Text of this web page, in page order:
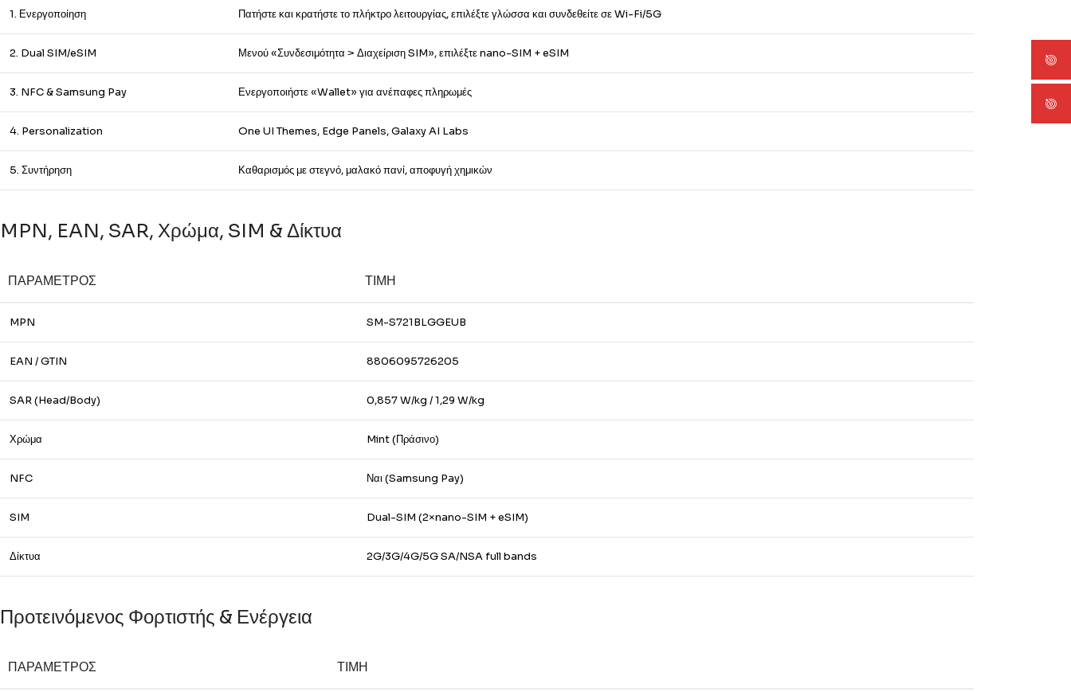
1. Ενεργοποίηση Πατήστε και κρατήστε το πλήκτρο λειτουργίας, επιλέξτε γλώσσα και συνδεθείτε σε Wi-Fi/5G
2. Dual SIM/eSIM Μενού «Συνδεσιμότητα > Διαχείριση SIM», επιλέξτε nano-SIM + eSIM
3. NFC & Samsung Pay Ενεργοποιήστε «Wallet» για ανέπαφες πληρωμές
4. Personalization One UI Themes, Edge Panels, Galaxy AI Labs
5. Συντήρηση Καθαρισμός με στεγνό, μαλακό πανί, αποφυγή χημικών
MPN, EAN, SAR, Χρώμα, SIM & Δίκτυα
ΠΑΡΆΜΕΤΡΟΣ ΤΙΜΉ
MPN SM-S721BLGGEUB
EAN / GTIN 8806095726205
SAR (Head/Body) 0,857 W/kg / 1,29 W/kg
Χρώμα Mint (Πράσινο)
NFC Ναι (Samsung Pay)
SIM Dual-SIM (2×nano-SIM + eSIM)
Δίκτυα 2G/3G/4G/5G SA/NSA full bands
Προτεινόμενος Φορτιστής & Ενέργεια
ΠΑΡΆΜΕΤΡΟΣ ΤΙΜΉ